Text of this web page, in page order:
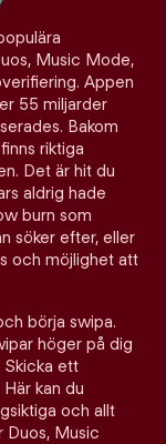
Music Mode,
Appen
55 miljarder
Bakom
riktiga
Det är hit du
aldrig hade
burn som
söker efter, eller
och möjlighet att
börja swipa.
höger på dig
Skicka ett
kan du
och allt
Duos, Music